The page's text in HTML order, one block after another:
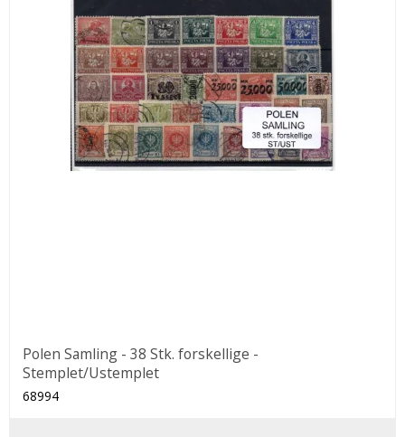
Polen Samling - 38 Stk. forskellige -
Stemplet/Ustemplet
68994